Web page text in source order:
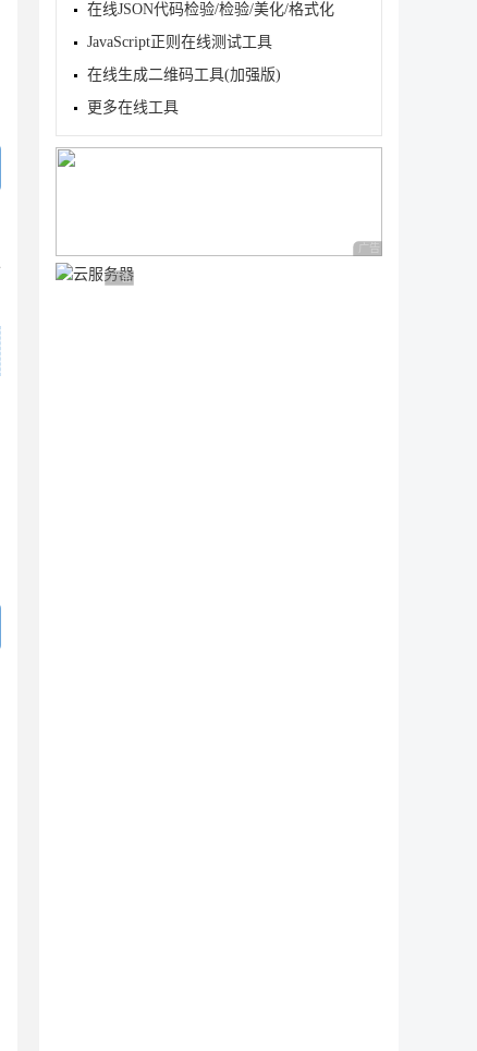
在线JSON代码检验/检验/美化/格式化
JavaScript正则在线测试工具
在线生成二维码工具(加强版)
更多在线工具
广告 商业广告，理性
广告 商业广告，理性选择